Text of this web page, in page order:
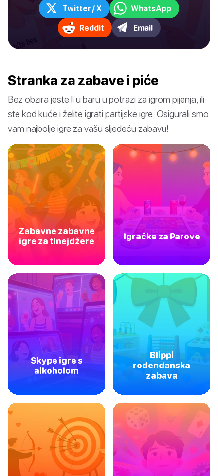
Twitter / X WhatsApp
Reddit Email
Stranka za zabave i piće
Bez obzira jeste li u baru u potrazi za igrom pijenja, ili
ste kod kuće i želite igrati partijske igre. Osigurali smo
vam najbolje igre za vašu sljedeću zabavu!
Zabavne zabavne
igre za tinejdžere
Igračke za Parove
Skype igre s
alkoholom
Blippi
rođendanska
zabava